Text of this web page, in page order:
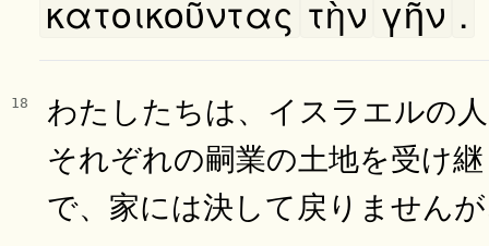
κατοικοῦντας τὴν γῆν .
18
わたしたちは、イスラエルの
それぞれの嗣業の土地を受け
で、家には決して戻りません